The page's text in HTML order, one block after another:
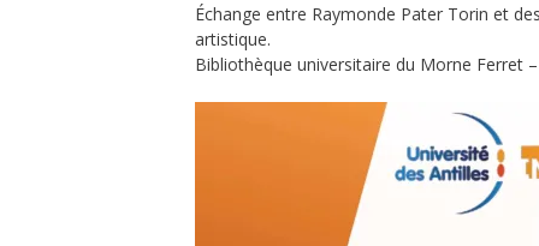
Échange entre Raymonde Pater Torin et
artistique.
Bibliothèque universitaire du Morne Ferret